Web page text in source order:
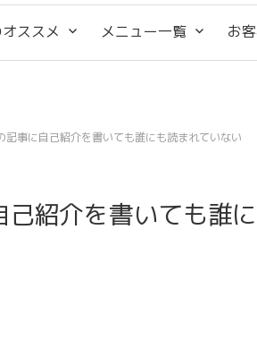
ススメ メニュー一覧 お
記事に自己紹介を書いても誰にも読まれていない
紹介を書いても誰